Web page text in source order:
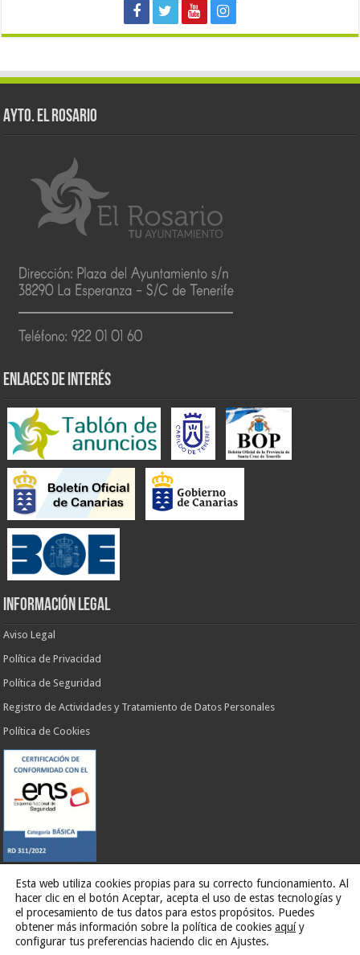
AYTO. EL ROSARIO
ENLACES DE INTERÉS
INFORMACIÓN LEGAL
Aviso Legal
Política de Privacidad
Política de Seguridad
Registro de Actividades y Tratamiento de Datos Personales
Política de Cookies
Web desarrollada porG13 Estudio Creativo
Ilustre Ayuntamiento de El Rosario
Esta web utiliza cookies propias para su correcto funcionamiento. Al
hacer clic en el botón Aceptar, acepta el uso de estas tecnologías y
el procesamiento de tus datos para estos propósitos. Puedes
obtener más información sobre la política de cookies aquíy
configurar tus preferencias haciendo clic en Ajustes.